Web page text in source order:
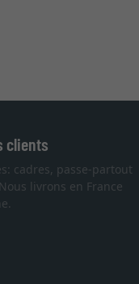
clients
cadres, passe-partout
livrons en France